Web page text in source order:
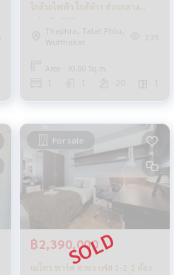
ใกล้รถไฟฟ้า ใกล้ห้าง ส่วนกลาง
แน่น_Do705
Thaphra, Talat Phlu,
Wutthakat
235
Area : 30.80 Sq.m.
1 1 20 1
For sale
฿2,390,000
เมโทร พาร์ค สาทร เฟส 1-2_2 ห้อง